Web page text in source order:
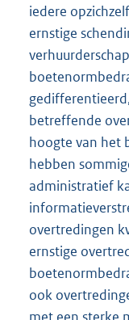
iedere
ernstige
betreffende
hoogte van het
hebben
administratief
overtredingen
ernstige
ook